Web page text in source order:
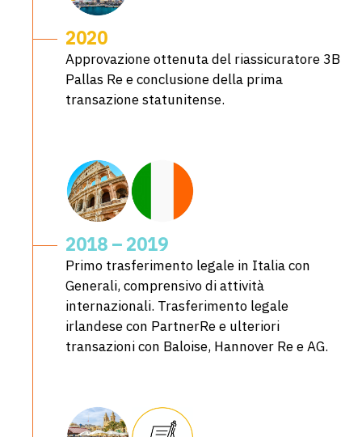
2020
Approvazione ottenuta del riassicuratore 3B
Pallas Re e conclusione della prima
transazione statunitense.
2018 – 2019
Primo trasferimento legale in Italia con
Generali, comprensivo di attività
internazionali. Trasferimento legale
irlandese con PartnerRe e ulteriori
transazioni con Baloise, Hannover Re e AG.